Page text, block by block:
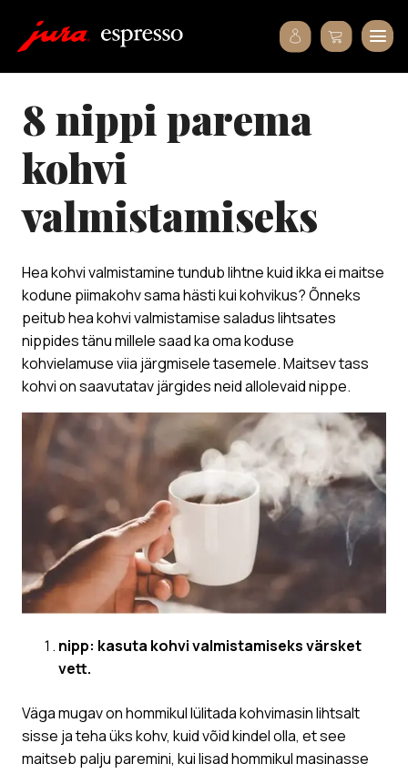
8 nippi parema
kohvi
valmistamiseks
Hea kohvi valmistamine tundub lihtne kuid ikka ei maitse
kodune piimakohv sama hästi kui kohvikus? Õnneks
peitub hea kohvi valmistamise saladus lihtsates
nippides tänu millele saad ka oma koduse
kohvielamuse viia järgmisele tasemele. Maitsev tass
kohvi on saavutatav järgides neid allolevaid nippe.
nipp: kasuta kohvi valmistamiseks värsket
vett.
Väga mugav on hommikul lülitada kohvimasin lihtsalt
sisse ja teha üks kohv, kuid võid kindel olla, et see
maitseb palju paremini, kui lisad hommikul masinasse